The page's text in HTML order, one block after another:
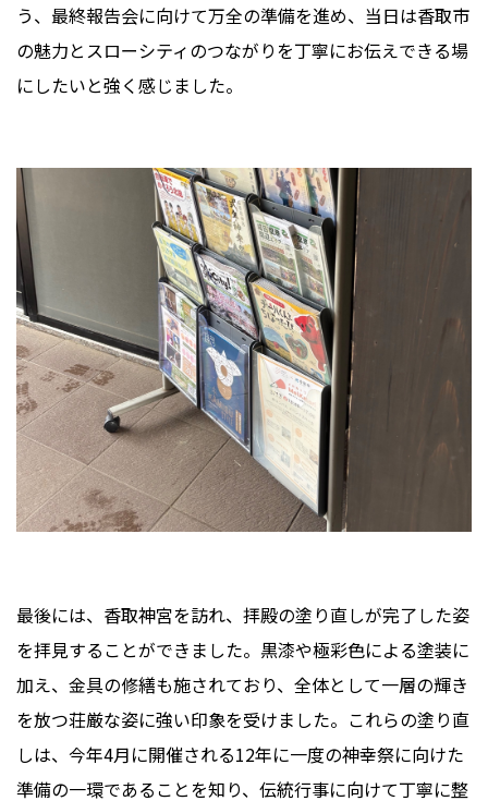
う、最終報告会に向けて万全の準備を進め、当日は香取市
の魅力とスローシティのつながりを丁寧にお伝えできる場
にしたいと強く感じました。
最後には、香取神宮を訪れ、拝殿の塗り直しが完了した姿
を拝見することができました。黒漆や極彩色による塗装に
加え、金具の修繕も施されており、全体として一層の輝き
を放つ荘厳な姿に強い印象を受けました。これらの塗り直
しは、今年4月に開催される12年に一度の神幸祭に向けた
準備の一環であることを知り、伝統行事に向けて丁寧に整